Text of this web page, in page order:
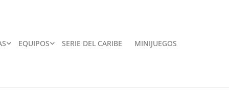
EQUIPOS SERIE DEL CARIBE MINIJUEGOS